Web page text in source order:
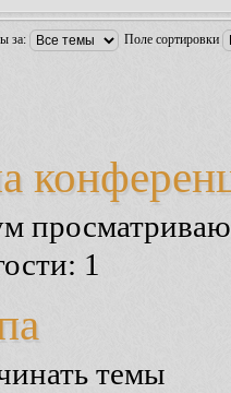
за: Поле сортировки
1
темы